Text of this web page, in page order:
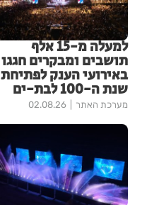
למעלה מ-15 אלף
תושבים ומבקרים חגגו
באירועי הענק לפתיחת
שנת ה-100 לבת-ים
מערכת האתר 02.08.26